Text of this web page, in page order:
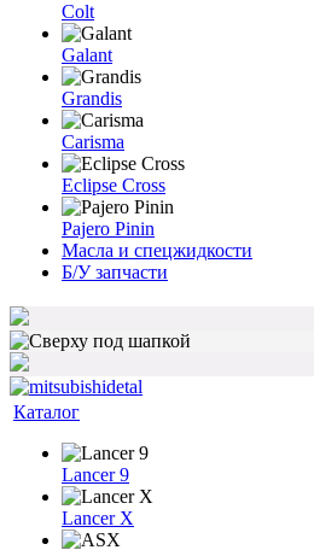
Colt
Galant
Grandis
Carisma
Eclipse Cross
Pajero Pinin
Масла и спецжидкости
Б/У запчасти
Каталог
Lancer 9
Lancer X